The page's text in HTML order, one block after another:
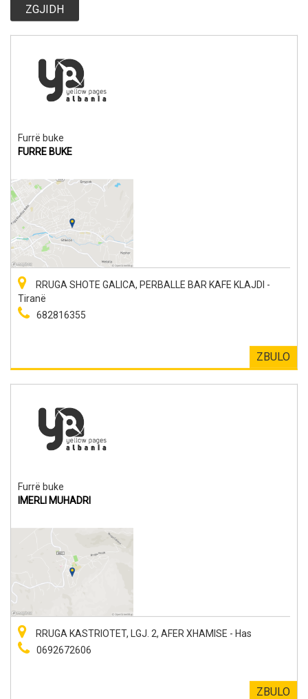
ZGJIDH
Furrë buke
FURRE BUKE
RRUGA SHOTE GALICA, PERBALLE BAR KAFE KLAJDI -
Tiranë
682816355
ZBULO
Furrë buke
IMERLI MUHADRI
RRUGA KASTRIOTET, LGJ. 2, AFER XHAMISE - Has
0692672606
ZBULO